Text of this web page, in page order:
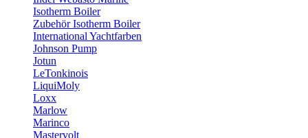
Isotherm Boiler
Zubehör Isotherm Boiler
International Yachtfarben
Johnson Pump
Jotun
LeTonkinois
LiquiMoly
Loxx
Marlow
Marinco
Mastervolt